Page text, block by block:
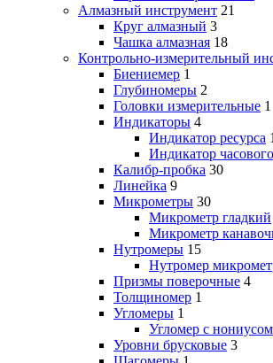
Алмазный инструмент 21
Круг алмазный 3
Чашка алмазная 18
Контрольно-измерительный
Биениемер 1
Глубиномеры 2
Головки измерительные 1
Индикаторы 4
Индикатор ресурса
Индикатор
Калибр-пробка 30
Линейка 9
Микрометры 30
Микрометр гладкий
Микрометр
Нутромеры 15
Нутромер
Призмы поверочные 4
Толщиномер 1
Угломеры 1
Угломер с нониусом
Уровни брусковые 3